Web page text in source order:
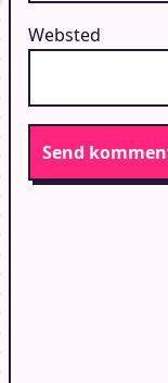
Websted